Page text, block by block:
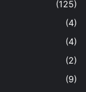
(125)
(4)
(4)
(2)
(9)